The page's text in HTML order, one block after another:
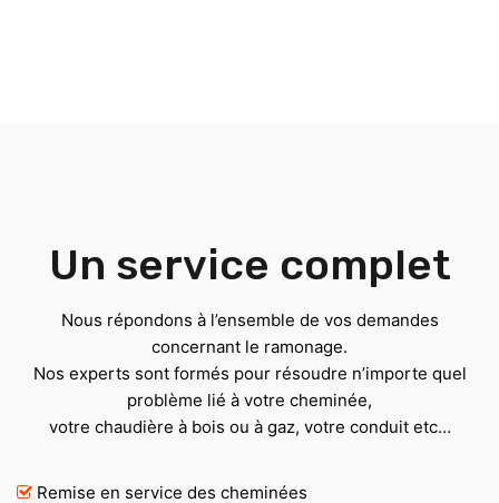
Un service complet
Nous répondons à l’ensemble de vos demandes
concernant le ramonage.
Nos experts sont formés pour résoudre n’importe quel
problème lié à votre cheminée,
votre chaudière à bois ou à gaz, votre conduit etc…
Remise en service des cheminées